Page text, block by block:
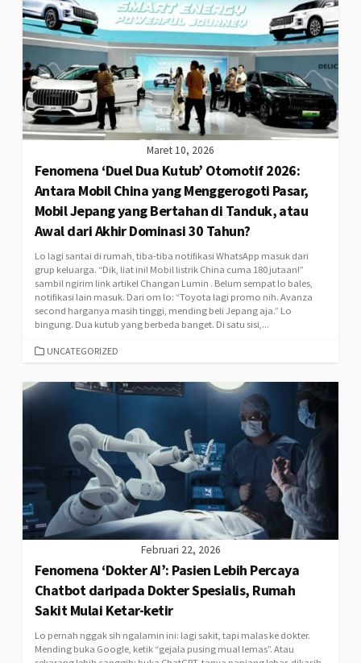
Maret 10, 2026
Fenomena ‘Duel Dua Kutub’ Otomotif 2026:
Antara Mobil China yang Menggerogoti Pasar,
Mobil Jepang yang Bertahan di Tanduk, atau
Awal dari Akhir Dominasi 30 Tahun?
Lo lagi santai di rumah, tiba-tiba notifikasi WhatsApp masuk dari
grup keluarga. “Dik, liat ini! Mobil listrik China cuma 180 jutaan!”
sambil ngirim link artikel Changan Lumin . Belum sempat lo bales,
notifikasi lain masuk. Dari om lo: “Toyota lagi promo nih. Avanza
second harganya masih tinggi, mending beli Jepang aja.” Lo
bingung. Dua kutub yang berbeda banget. Di satu sisi,...
CATEGORIES
UNCATEGORIZED
Februari 22, 2026
Fenomena ‘Dokter AI’: Pasien Lebih Percaya
Chatbot daripada Dokter Spesialis, Rumah
Sakit Mulai Ketar-ketir
Lo pernah nggak sih ngalamin ini: lagi sakit, tapi malas ke dokter.
Mending buka Google, ketik “gejala pusing mual lemas”. Atau